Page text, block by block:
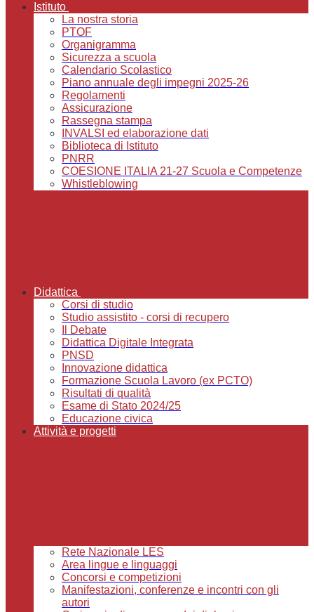
Istituto
La nostra storia
PTOF
Organigramma
Sicurezza a scuola
Calendario Scolastico
Piano annuale degli impegni 2025-26
Regolamenti
Assicurazione
Rassegna stampa
INVALSI ed elaborazione dati
Biblioteca di Istituto
PNRR
COESIONE ITALIA 21-27 Scuola e Competenze
Whistleblowing
Didattica
Corsi di studio
Studio assistito - corsi di recupero
Il Debate
Didattica Digitale Integrata
PNSD
Innovazione didattica
Formazione Scuola Lavoro (ex PCTO)
Risultati di qualità
Esame di Stato 2024/25
Educazione civica
Attività e progetti
Rete Nazionale LES
Area lingue e linguaggi
Concorsi e competizioni
Manifestazioni, conferenze e incontri con gli
autori